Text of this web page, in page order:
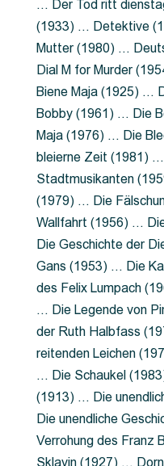
… Der Tod ritt
(1933) … Detektive
Mutter (1980) …
Dial M for Murder
Biene Maja (1925) …
Bobby (1961) … Die
Maja (1976) … Die
bleierne Zeit (1981)
Stadtmusikanten
(1979) … Die
Wallfahrt (1956) …
Die Geschichte der
Gans (1953) … Die
des Felix Lumpach
… Die Legende von
der Ruth Halbfass
reitenden Leichen
… Die Schaukel
(1913) … Die
Die unendliche
Verrohung des Franz
Sklavin (1927) …